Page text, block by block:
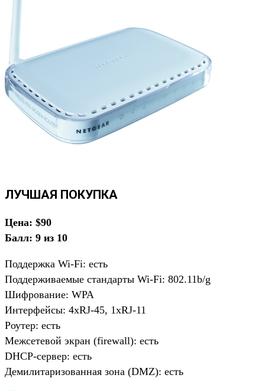
ЛУЧШАЯ ПОКУПКА
Цена: $90
Балл: 9 из 10
Поддержка Wi-Fi: есть
Поддерживаемые стандарты Wi-Fi: 802.11b/g
Шифрование: WPA
Интерфейсы: 4хRJ-45, 1xRJ-11
Роутер: есть
Межсетевой экран (firewall): есть
DHCP-сервер: есть
Демилитаризованная зона (DMZ): есть